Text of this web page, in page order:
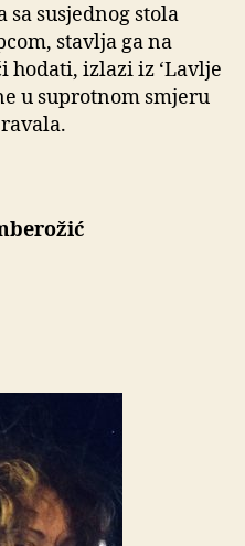
sa susjednog stola
stavlja ga na
hodati, izlazi iz ‘Lavlje
u suprotnom smjeru